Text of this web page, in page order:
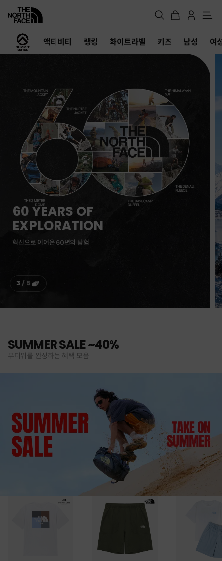
메
스 액티비티 랭킹 화이트라벨 키즈 남성 여
여름 탈출 원정대
뉴질랜드 · 제주도 여행권 이벤트
4 / 5
SUMMER SALE ~40%
무더위를 완성하는 혜택 모음